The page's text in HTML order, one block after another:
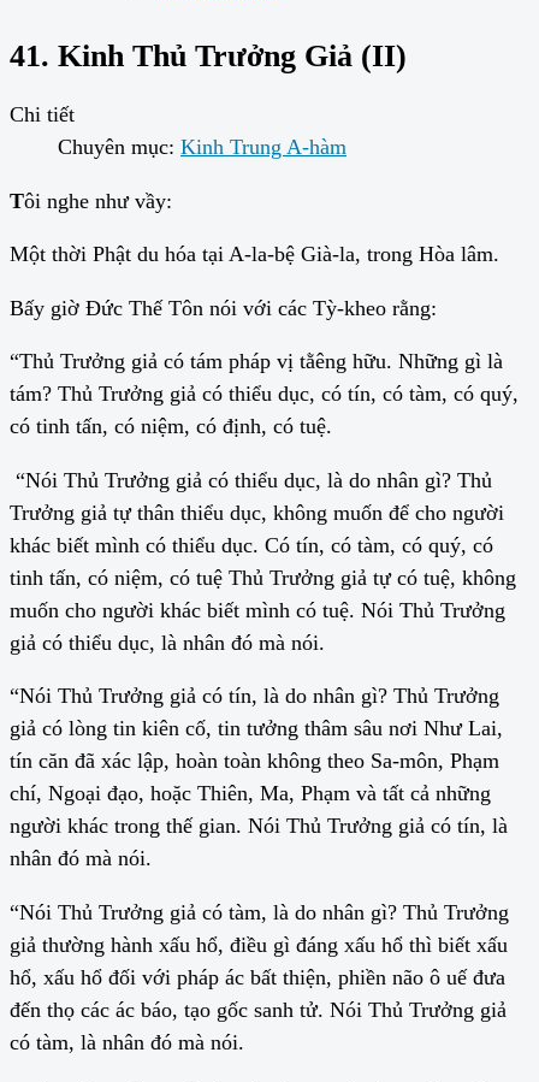
41. Kinh Thủ Trưởng Giả (II)
Chi tiết
Chuyên mục: Kinh Trung A-hàm
Tôi nghe như vầy:
Một thời Phật du hóa tại A-la-bệ Già-la, trong Hòa lâm.
Bấy giờ Đức Thế Tôn nói với các Tỳ-kheo rằng:
“Thủ Trưởng giả có tám pháp vị tằêng hữu. Những gì là
tám? Thủ Trưởng giả có thiểu dục, có tín, có tàm, có quý,
có tinh tấn, có niệm, có định, có tuệ.
“Nói Thủ Trưởng giả có thiểu dục, là do nhân gì? Thủ
Trưởng giả tự thân thiểu dục, không muốn để cho người
khác biết mình có thiểu dục. Có tín, có tàm, có quý, có
tinh tấn, có niệm, có tuệ Thủ Trưởng giả tự có tuệ, không
muốn cho người khác biết mình có tuệ. Nói Thủ Trưởng
giả có thiểu dục, là nhân đó mà nói.
“Nói Thủ Trưởng giả có tín, là do nhân gì? Thủ Trưởng
giả có lòng tin kiên cố, tin tưởng thâm sâu nơi Như Lai,
tín căn đã xác lập, hoàn toàn không theo Sa-môn, Phạm
chí, Ngoại đạo, hoặc Thiên, Ma, Phạm và tất cả những
người khác trong thế gian. Nói Thủ Trưởng giả có tín, là
nhân đó mà nói.
“Nói Thủ Trưởng giả có tàm, là do nhân gì? Thủ Trưởng
giả thường hành xấu hổ, điều gì đáng xấu hổ thì biết xấu
hổ, xấu hổ đối với pháp ác bất thiện, phiền não ô uế đưa
đến thọ các ác báo, tạo gốc sanh tử. Nói Thủ Trưởng giả
có tàm, là nhân đó mà nói.